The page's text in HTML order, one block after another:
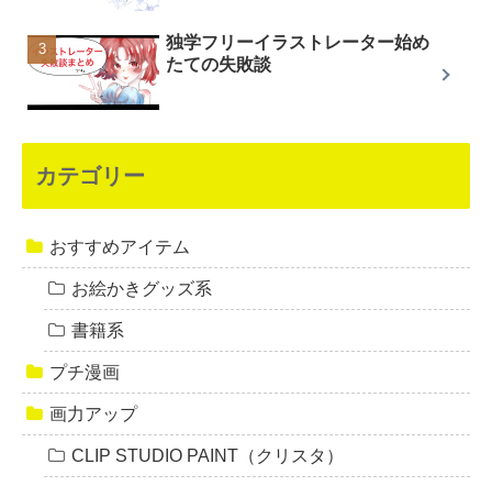
独学フリーイラストレーター始め
たての失敗談
カテゴリー
おすすめアイテム
お絵かきグッズ系
書籍系
プチ漫画
画力アップ
CLIP STUDIO PAINT（クリスタ）